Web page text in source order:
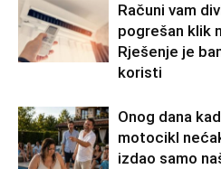
Računi vam
pogrešan klik
Rješenje je
koristi
Onog dana
motocikl
izdao samo